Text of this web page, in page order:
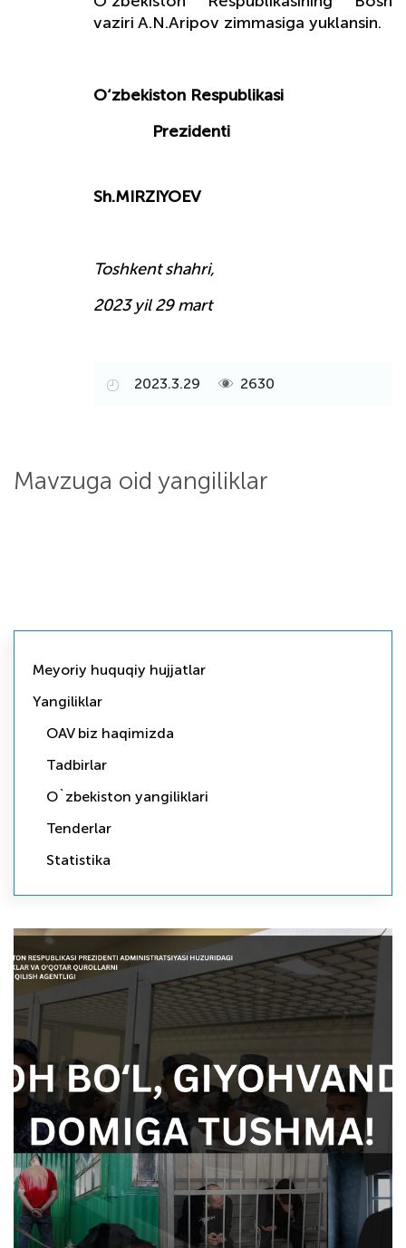
vaziri A.N.Aripov zimmasiga yuklansin.
O‘zbekiston Respublikasi
Prezidenti
Sh.MIRZIYOEV
Toshkent shahri,
2023 yil 29 mart
2023.3.29 2630
Mavzuga oid yangiliklar
Meyoriy huquqiy hujjatlar
Yangiliklar
OAV biz haqimizda
Tadbirlar
O`zbekiston yangiliklari
Tenderlar
Statistika